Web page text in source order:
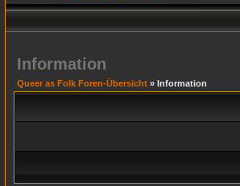
Information
Queer as Folk Foren-Übersicht » Information